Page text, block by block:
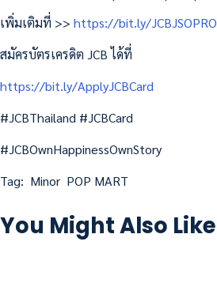
เพิ่มเติมที่ >> https://bit.ly/JCBJSOPRO
สมัครบัตรเครดิต JCB ได้ที่
https://bit.ly/ApplyJCBCard
#JCBThailand #JCBCard
#JCBOwnHappinessOwnStory
Tag: Minor POP MART
You Might Also Like